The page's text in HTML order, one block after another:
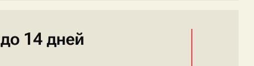
до 14 дней